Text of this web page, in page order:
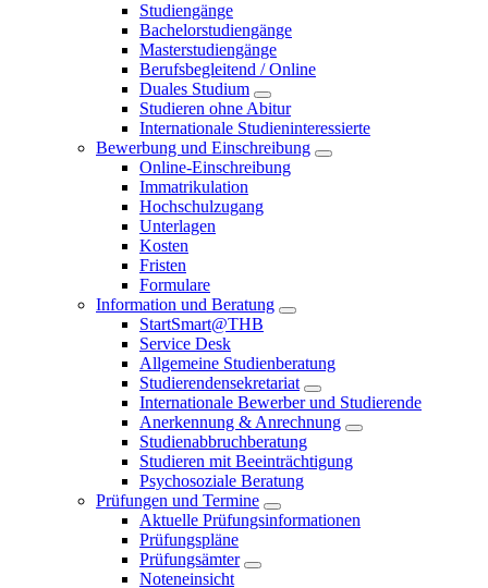
Studiengänge
Bachelorstudiengänge
Masterstudiengänge
Berufsbegleitend / Online
Duales Studium
Studieren ohne Abitur
Internationale Studieninteressierte
Bewerbung und Einschreibung
Online-Einschreibung
Immatrikulation
Hochschulzugang
Unterlagen
Kosten
Fristen
Formulare
Information und Beratung
StartSmart@THB
Service Desk
Allgemeine Studienberatung
Studierendensekretariat
Internationale Bewerber und Studierende
Anerkennung & Anrechnung
Studienabbruchberatung
Studieren mit Beeinträchtigung
Psychosoziale Beratung
Prüfungen und Termine
Aktuelle Prüfungsinformationen
Prüfungspläne
Prüfungsämter
Noteneinsicht